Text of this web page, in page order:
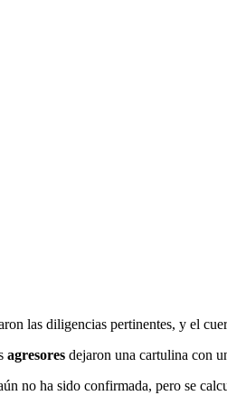
las diligencias pertinentes, y el
agresores dejaron una cartulina con
no ha sido confirmada, pero se